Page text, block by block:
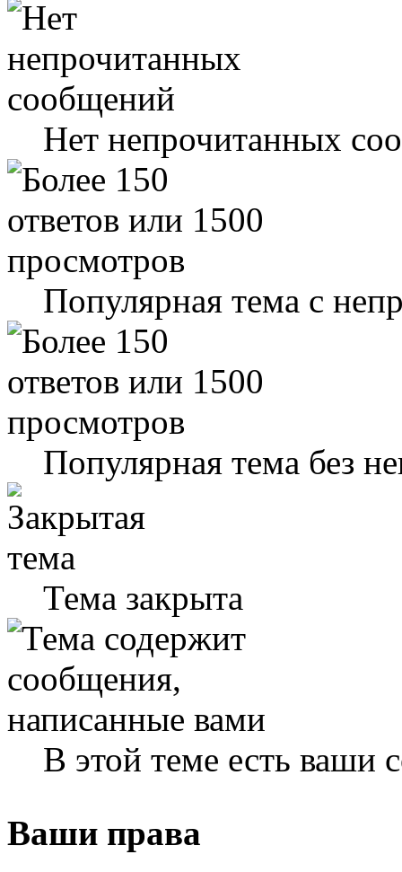
Нет непрочитанных
Популярная тема с
Популярная тема без
Тема закрыта
В этой теме есть ваши
Ваши права